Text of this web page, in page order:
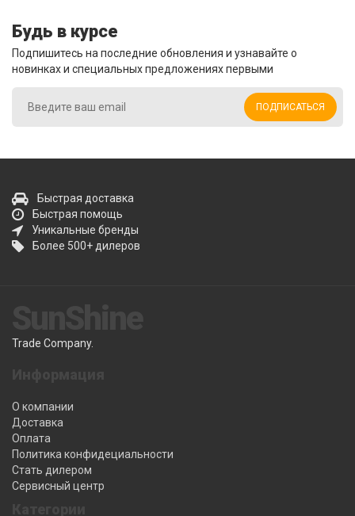
Будь в курсе
Подпишитесь на последние обновления и узнавайте о
новинках и специальных предложениях первыми
ПОДПИСАТЬСЯ
Быстрая доставка
Быстрая помощь
Уникальные бренды
Более 500+ дилеров
Trade Company.
О компании
Доставка
Оплата
Политика конфидециальности
Стать дилером
Сервисный центр